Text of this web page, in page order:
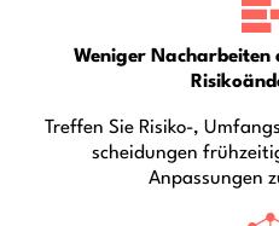
Weniger
Treffen Sie Risiko-,
scheidungen
Anpassungen